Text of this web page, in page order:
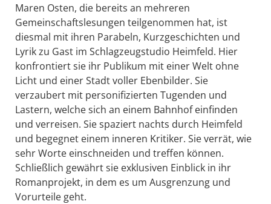
Maren Osten, die bereits an mehreren
Gemeinschaftslesungen teilgenommen hat, ist
diesmal mit ihren Parabeln, Kurzgeschichten und
Lyrik zu Gast im Schlagzeugstudio Heimfeld. Hier
konfrontiert sie ihr Publikum mit einer Welt ohne
Licht und einer Stadt voller Ebenbilder. Sie
verzaubert mit personifizierten Tugenden und
Lastern, welche sich an einem Bahnhof einfinden
und verreisen. Sie spaziert nachts durch Heimfeld
und begegnet einem inneren Kritiker. Sie verrät, wie
sehr Worte einschneiden und treffen können.
Schließlich gewährt sie exklusiven Einblick in ihr
Romanprojekt, in dem es um Ausgrenzung und
Vorurteile geht.